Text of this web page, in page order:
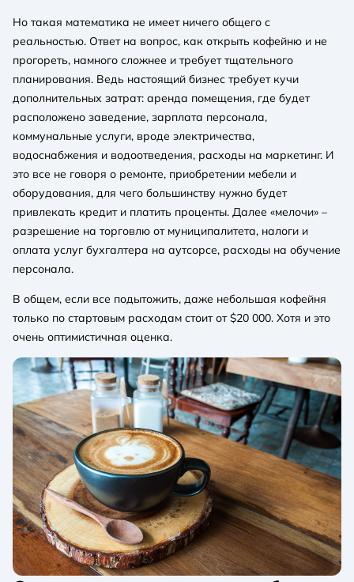
Но такая математика не имеет ничего общего с
реальностью. Ответ на вопрос, как открыть кофейню и не
прогореть, намного сложнее и требует тщательного
планирования. Ведь настоящий бизнес требует кучи
дополнительных затрат: аренда помещения, где будет
расположено заведение, зарплата персонала,
коммунальные услуги, вроде электричества,
водоснабжения и водоотведения, расходы на маркетинг. И
это все не говоря о ремонте, приобретении мебели и
оборудования, для чего большинству нужно будет
привлекать кредит и платить проценты. Далее «мелочи» –
разрешение на торговлю от муниципалитета, налоги и
оплата услуг бухгалтера на аутсорсе, расходы на обучение
персонала.
В общем, если все подытожить, даже небольшая кофейня
только по стартовым расходам стоит от $20 000. Хотя и это
очень оптимистичная оценка.